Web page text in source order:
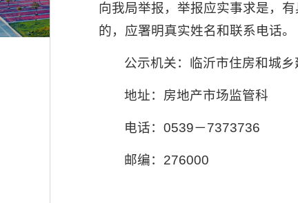
向我局举报，举报应实事求是，
的，应署明真实姓名和联系电话。
公示机关：临沂市住房和城乡
地址：房地产市场监管科
电话：0539－7373736
邮编：276000